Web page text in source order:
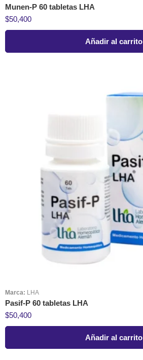
Munen-P 60 tabletas LHA
$50,400
Añadir al carrito
Marca: LHA
Pasif-P 60 tabletas LHA
$50,400
Añadir al carrito